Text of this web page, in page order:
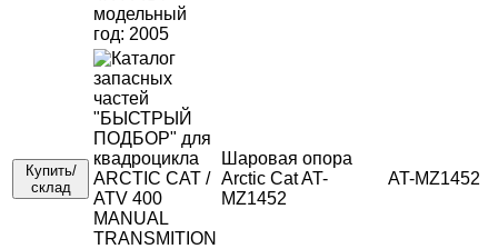
Купить/
склад
Шаровая опора
Arctic Cat AT-
MZ1452
AT-MZ1452